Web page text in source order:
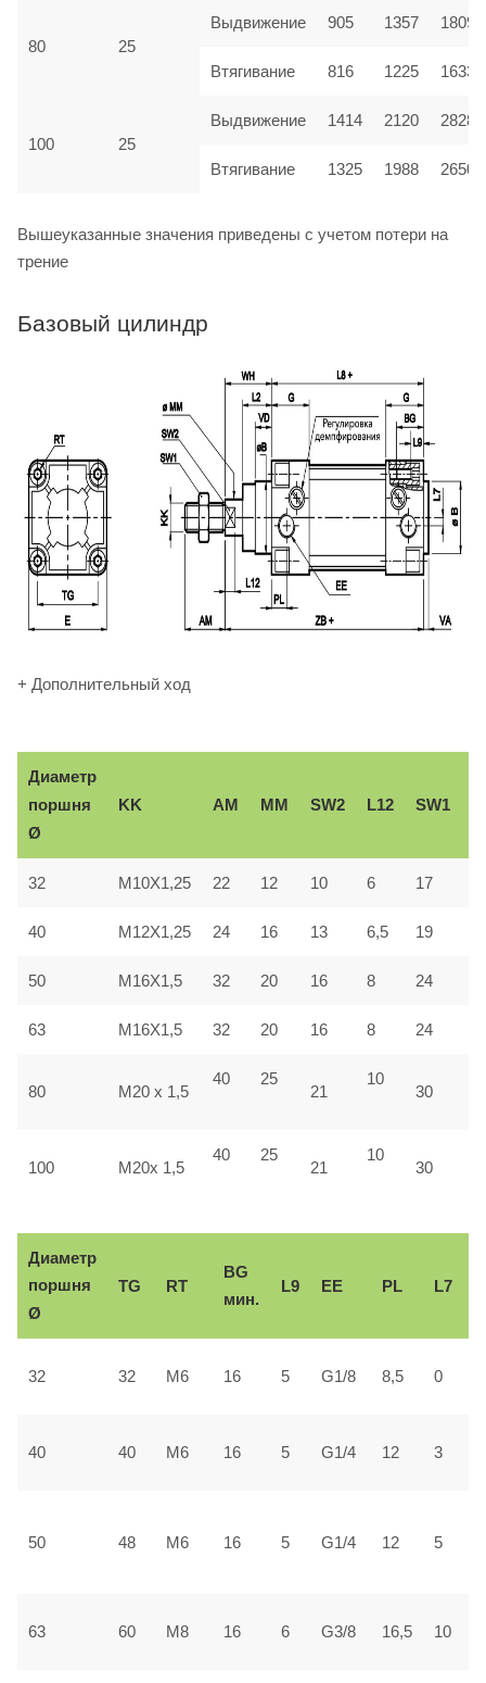
80 25
Выдвижение 905 1357 1809
Втягивание 816 1225 1633
100 25
Выдвижение 1414 2120 2828
Втягивание 1325 1988 2650
Вышеуказанные значения приведены с учетом потери на
трение
Базовый цилиндр
+ Дополнительный ход
Диаметр
поршня
Ø
KK AM ММ SW2 L12 SW1
32 M10X1,25 22 12 10 6 17
40 M12X1,25 24 16 13 6,5 19
50 M16X1,5 32 20 16 8 24
63 M16X1,5 32 20 16 8 24
80 M20 x 1,5
40 25
21
10
30
100 M20x 1,5
40 25
21
10
30
Диаметр
поршня
Ø
TG RT
BG
мин.
L9 ЕЕ PL L7
32 32 М6 16 5 G1/8 8,5 0
40 40 М6 16 5 G1/4 12 3
50 48 М6 16 5 G1/4 12 5
63 60 М8 16 6 G3/8 16,5 10